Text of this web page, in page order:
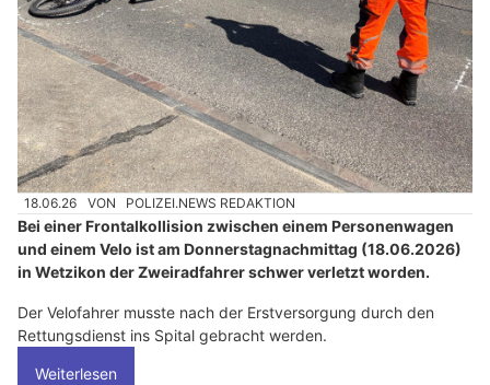
18.06.26 VON POLIZEI.NEWS REDAKTION
Bei einer Frontalkollision zwischen einem Personenwagen
und einem Velo ist am Donnerstagnachmittag (18.06.2026)
in Wetzikon der Zweiradfahrer schwer verletzt worden.
Der Velofahrer musste nach der Erstversorgung durch den
Rettungsdienst ins Spital gebracht werden.
Weiterlesen